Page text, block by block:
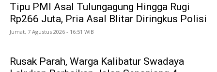
Tipu PMI Asal Tulungagung Hingga Rugi
Rp266 Juta, Pria Asal Blitar Diringkus Polisi
Jumat, 7 Agustus 2026 - 16:51 WIB
Rusak Parah, Warga Kalibatur Swadaya